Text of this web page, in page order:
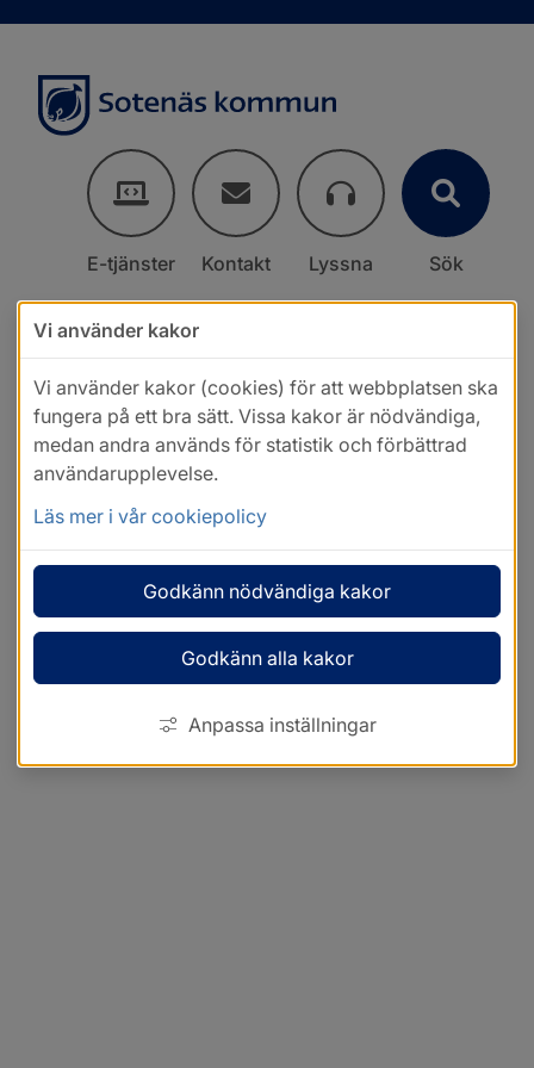
E-tjänster Kontakt Lyssna Sök
Vi använder kakor
Vi använder kakor (cookies) för att webbplatsen ska
fungera på ett bra sätt. Vissa kakor är nödvändiga,
medan andra används för statistik och förbättrad
användarupplevelse.
Läs mer i vår cookiepolicy
Godkänn nödvändiga kakor
Godkänn alla kakor
Anpassa inställningar